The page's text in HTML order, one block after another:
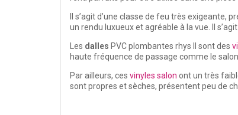
Il s’agit d’une classe de feu très
un rendu luxueux et agréable à la vue. Il
Les dalles PVC plombantes rhys II sont des
haute fréquence de passage comme le
Par ailleurs, ces vinyles salon ont un très
sont propres et sèches, présentent peu de